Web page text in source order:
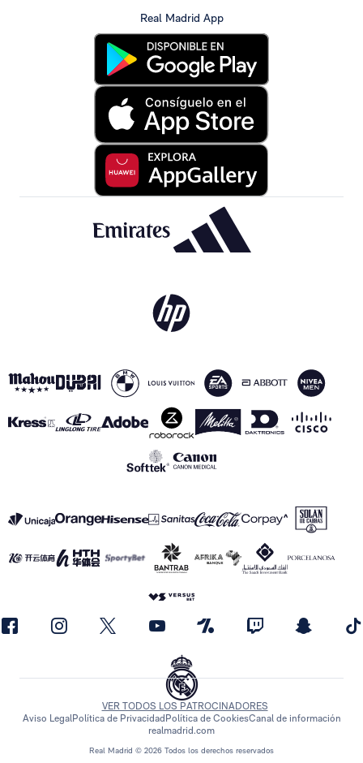
Real Madrid App
Real Madrid © 2026 Todos los derechos reservados
VER TODOS LOS PATROCINADORES
Aviso LegalPolítica de Privacidad Política de CookiesCanal de información
realmadrid.com